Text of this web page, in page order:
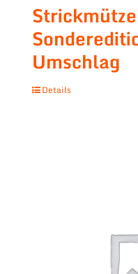
Umschlag
Details